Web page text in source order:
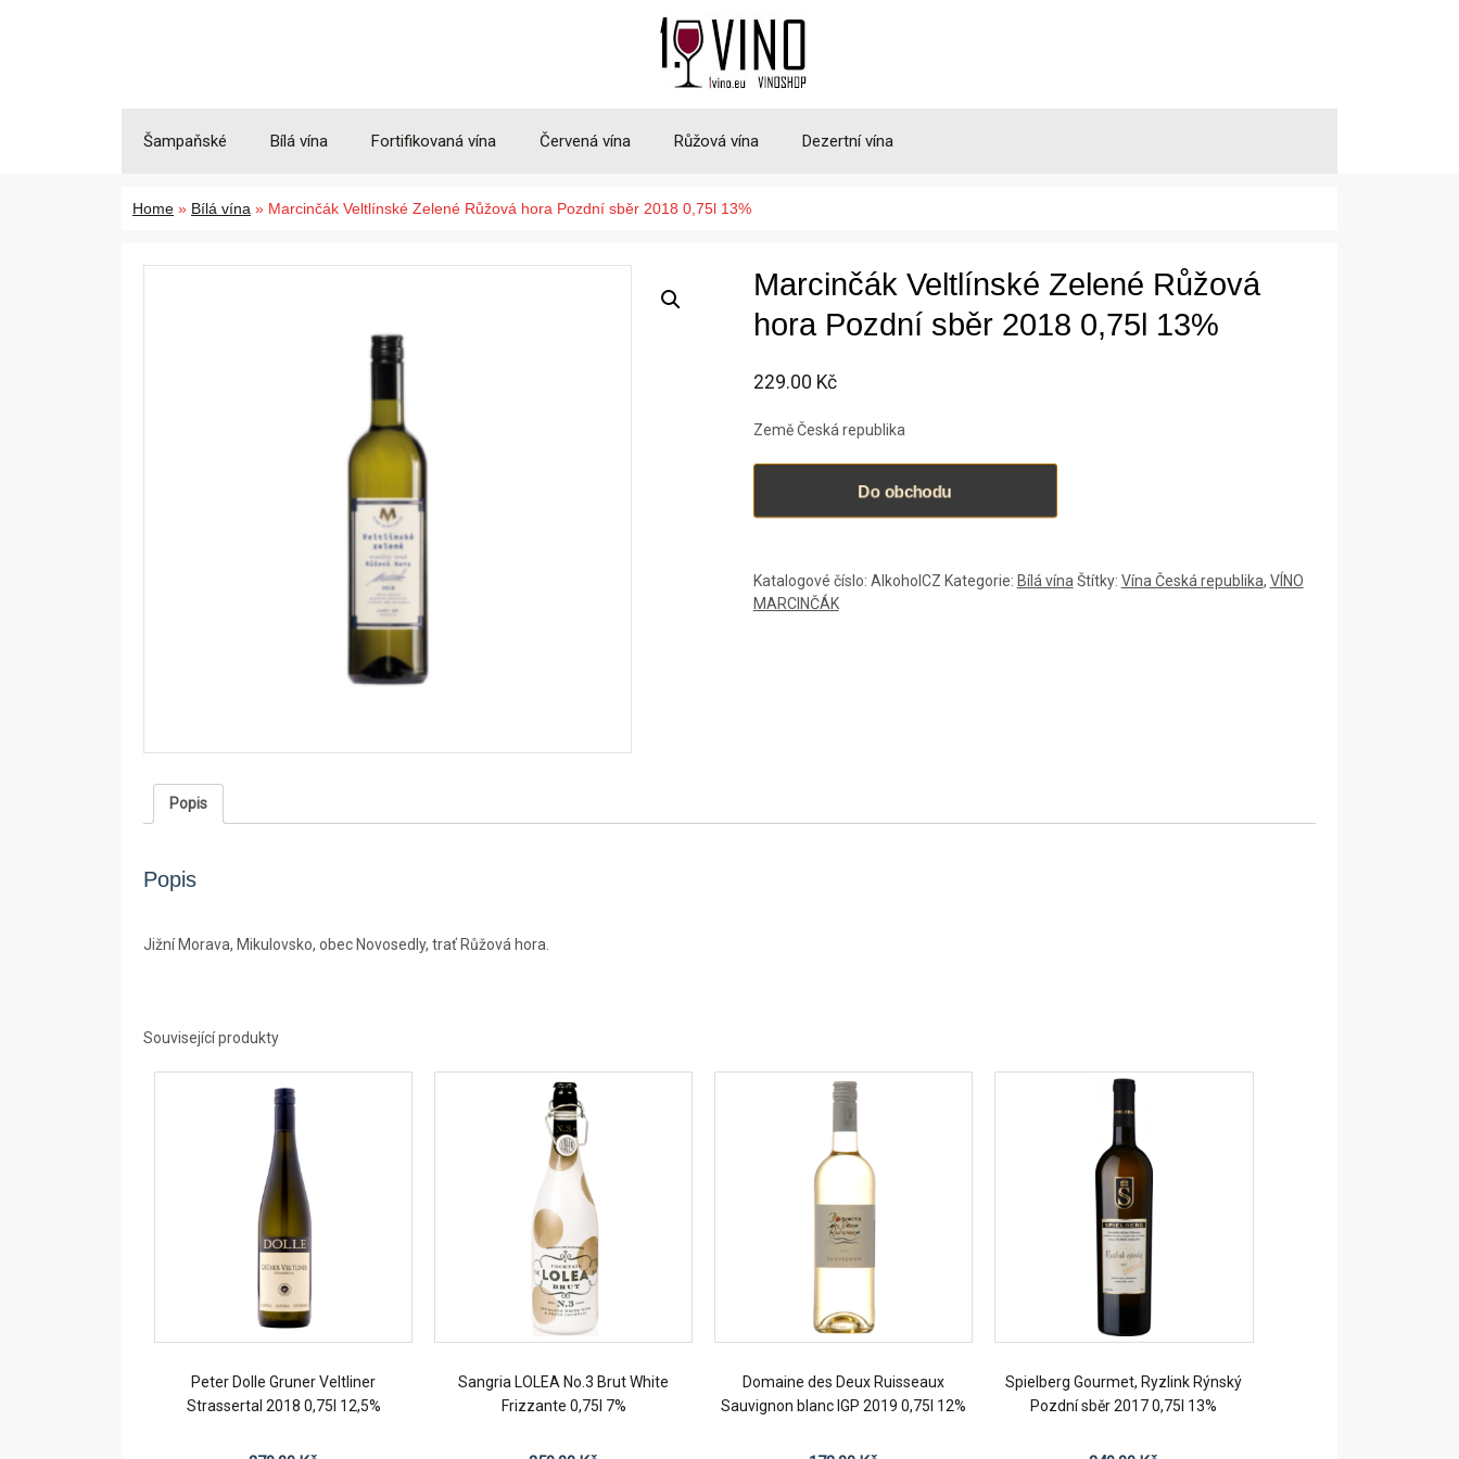
Šampaňské Bílá vína Fortifikovaná vína Červená vína Růžová vína Dezertní vína
Home » Bílá vína » Marcinčák Veltlínské Zelené Růžová hora Pozdní sběr 2018 0,75l 13%
Marcinčák Veltlínské Zelené Růžová
hora Pozdní sběr 2018 0,75l 13%
229.00 Kč
Země Česká republika
Do obchodu
Katalogové číslo: AlkoholCZ Kategorie: Bílá vína Štítky: Vína Česká republika, VÍNO
MARCINČÁK
Popis
Popis
Jižní Morava, Mikulovsko, obec Novosedly, trať Růžová hora.
Související produkty
Peter Dolle Gruner Veltliner
Strassertal 2018 0,75l 12,5%
Sangria LOLEA No.3 Brut White
Frizzante 0,75l 7%
Domaine des Deux Ruisseaux
Sauvignon blanc IGP 2019 0,75l 12%
Spielberg Gourmet, Ryzlink Rýnský
Pozdní sběr 2017 0,75l 13%